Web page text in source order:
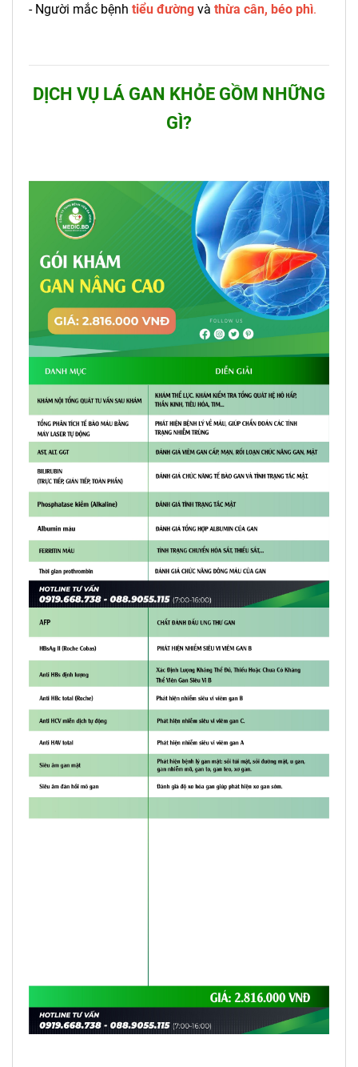
- Người mắc bệnh tiểu đường và thừa cân, béo phì.
DỊCH VỤ LÁ GAN KHỎE GỒM NHỮNG
GÌ?